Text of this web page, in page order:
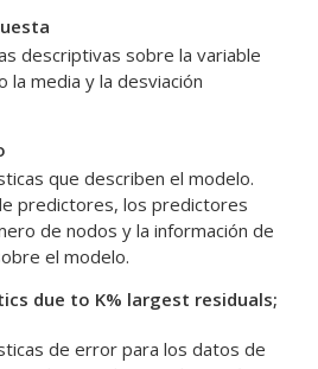
descriptivas sobre la variable
la media y la desviación
que describen el modelo.
predictores, los predictores
de nodos y la información de
el modelo.
due to K% largest residuals;
de error para los datos de